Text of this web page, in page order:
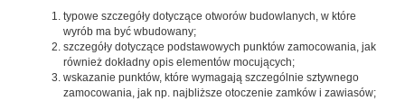
typowe szczegóły dotyczące otworów budowlanych, w które
wyrób ma być wbudowany;
szczegóły dotyczące podstawowych punktów zamocowania, jak
również dokładny opis elementów mocujących;
wskazanie punktów, które wymagają szczególnie sztywnego
zamocowania, jak np. najbliższe otoczenie zamków i zawiasów;